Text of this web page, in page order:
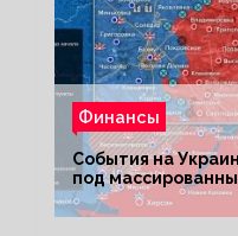
Финансы
События на
под
Киеву ультиматум